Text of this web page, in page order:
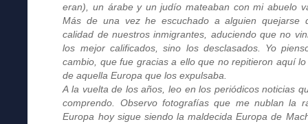
eran), un árabe y un judío mateaban con mi abuelo
Más de una vez he escuchado a alguien quejarse
calidad de nuestros inmigrantes, aduciendo que no
los mejor calificados, sino los desclasados. Yo
cambio, que fue gracias a ello que no repitieron aquí
de aquella Europa que los expulsaba.
A la vuelta de los años, leo en los periódicos noticias
comprendo. Observo fotografías que me nublan la
Europa hoy sigue siendo la maldecida Europa de